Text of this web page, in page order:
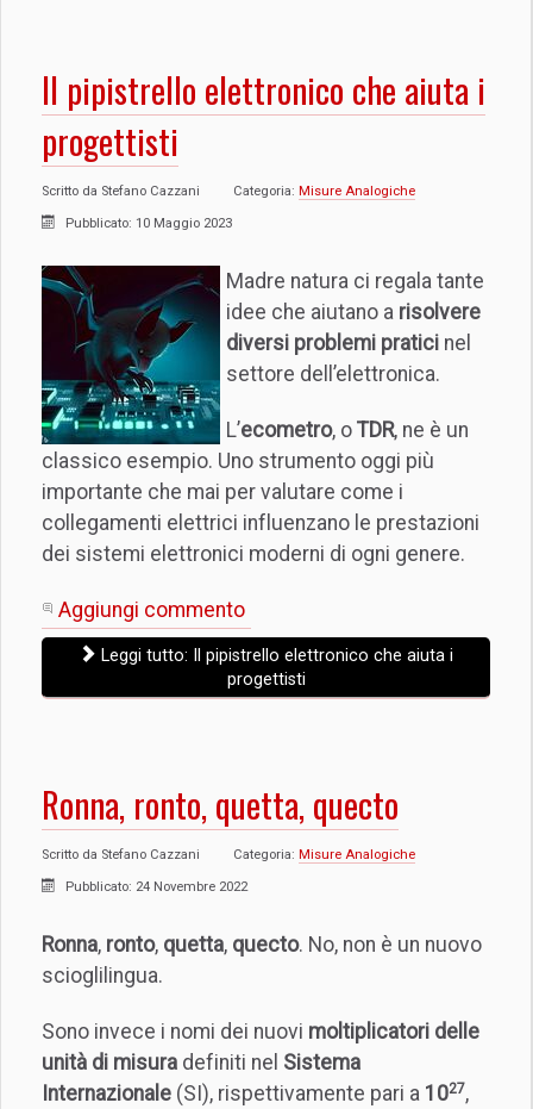
Il pipistrello elettronico che aiuta i
progettisti
Scritto da Stefano Cazzani Categoria: Misure Analogiche
Pubblicato: 10 Maggio 2023
Madre natura ci regala tante
idee che aiutano a risolvere
diversi problemi pratici nel
settore dell’elettronica.
L’ecometro, o TDR, ne è un
classico esempio. Uno strumento oggi più
importante che mai per valutare come i
collegamenti elettrici influenzano le prestazioni
dei sistemi elettronici moderni di ogni genere.
Aggiungi commento
Leggi tutto: Il pipistrello elettronico che aiuta i
progettisti
Ronna, ronto, quetta, quecto
Scritto da Stefano Cazzani Categoria: Misure Analogiche
Pubblicato: 24 Novembre 2022
Ronna, ronto, quetta, quecto. No, non è un nuovo
scioglilingua.
Sono invece i nomi dei nuovi moltiplicatori delle
unità di misura definiti nel Sistema
Internazionale (SI), rispettivamente pari a 1027,